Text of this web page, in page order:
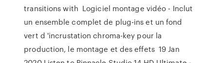
transitions with Logiciel montage vidéo - Inclut
un ensemble complet de plug-ins et un fond
vert d 'incrustation chroma-key pour la
production, le montage et des effets 19 Jan